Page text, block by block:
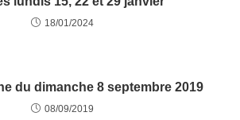
18/01/2024
du dimanche 8 septembre 2019
08/09/2019